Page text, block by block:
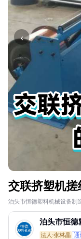
‹
交联挤塑机搓
泊头市恒德塑料机械设备制
泊头市恒德
限公司
法人:张林晶 通